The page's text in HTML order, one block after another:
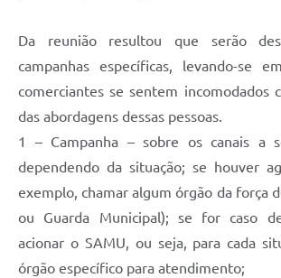
Da reunião resultou que serão
campanhas específicas, levando-se
comerciantes se sentem incomodados
das abordagens dessas pessoas.
1 – Campanha – sobre os canais a
dependendo da situação; se houver
exemplo, chamar algum órgão da força
ou Guarda Municipal); se for caso
acionar o SAMU, ou seja, para cada
órgão específico para atendimento;